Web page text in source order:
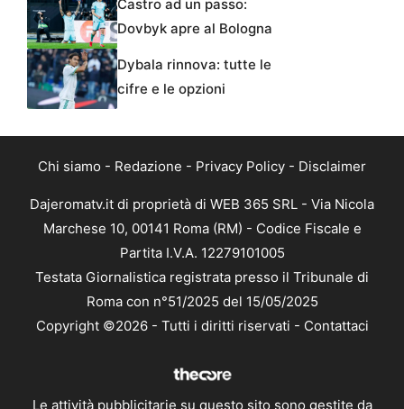
Castro ad un passo:
Dovbyk apre al Bologna
Dybala rinnova: tutte le
cifre e le opzioni
Chi siamo - Redazione - Privacy Policy - Disclaimer
Dajeromatv.it di proprietà di WEB 365 SRL - Via Nicola
Marchese 10, 00141 Roma (RM) - Codice Fiscale e
Partita I.V.A. 12279101005
Testata Giornalistica registrata presso il Tribunale di
Roma con n°51/2025 del 15/05/2025
Copyright ©2026 - Tutti i diritti riservati - Contattaci
Le attività pubblicitarie su questo sito sono gestite da